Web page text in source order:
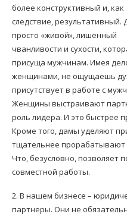
более конструктивный и, как
следствие, результативный.
просто «живой», лишенный
чванливости и сухости,
присуща мужчинам. Имея
женщинами, не ощущаешь
присутствует в работе с
Женщины выстраивают
роль лидера. И это быстрее
Кроме того, дамы уделяют
тщательнее прорабатывают
Что, безусловно, позволяет
совместной работы.
2. В нашем бизнесе –
партнеры. Они не